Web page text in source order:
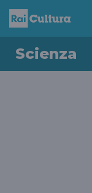
Scienza